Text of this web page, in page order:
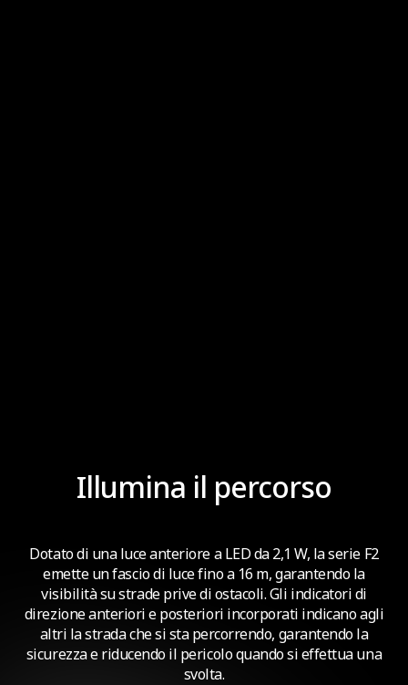
Illumina il percorso
Dotato di una luce anteriore a LED da 2,1 W, la serie F2
emette un fascio di luce fino a 16 m, garantendo la
visibilità su strade prive di ostacoli. Gli indicatori di
direzione anteriori e posteriori incorporati indicano agli
altri la strada che si sta percorrendo, garantendo la
sicurezza e riducendo il pericolo quando si effettua una
svolta.